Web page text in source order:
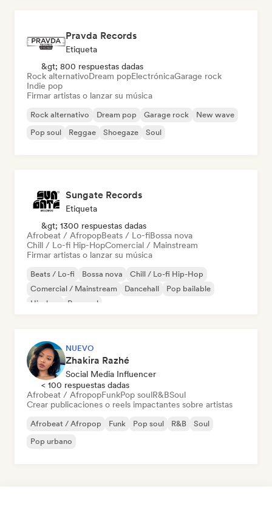
Pravda Records
Etiqueta
&gt; 800 respuestas dadas
Rock alternativoDream popElectrónicaGarage rock
Indie pop
Firmar artistas o lanzar su música
Rock alternativo Dream pop Garage rock
New wave
Pop soul
Reggae Shoegaze Soul
Sungate Records
Etiqueta
&gt; 1300 respuestas dadas
Afrobeat / AfropopBeats / Lo-fiBossa nova
Chill / Lo-fi Hip-HopComercial / Mainstream
Firmar artistas o lanzar su música
Beats / Lo-fi Bossa nova
Chill / Lo-fi Hip-Hop
Comercial / Mainstream
Dancehall
Pop bailable
Hip-hop
Pop soul
NUEVO
Zhakira Razhé
Social Media Influencer
< 100 respuestas dadas
Afrobeat / AfropopFunkPop soulR&BSoul
Crear publicaciones o reels impactantes sobre artistas
Afrobeat / Afropop Funk Pop soul R&B
Soul
Pop urbano